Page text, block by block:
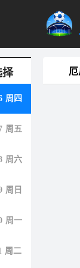
择
周四
周五
周六
周日
周一
周二